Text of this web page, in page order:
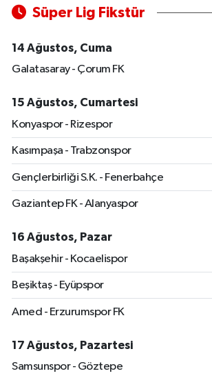
Süper Lig Fikstür
14 Ağustos, Cuma
Galatasaray - Çorum FK
15 Ağustos, Cumartesi
Konyaspor - Rizespor
Kasımpaşa - Trabzonspor
Gençlerbirliği S.K. - Fenerbahçe
Gaziantep FK - Alanyaspor
16 Ağustos, Pazar
Başakşehir - Kocaelispor
Beşiktaş - Eyüpspor
Amed - Erzurumspor FK
17 Ağustos, Pazartesi
Samsunspor - Göztepe